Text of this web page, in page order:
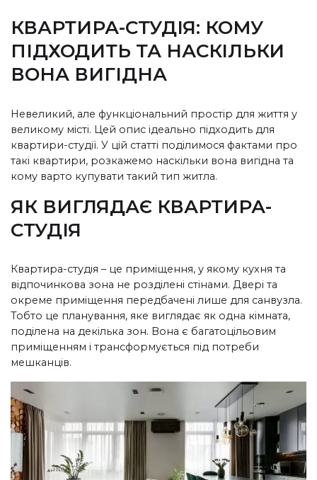
КВАРТИРА-СТУДІЯ: КОМУ
ПІДХОДИТЬ ТА НАСКІЛЬКИ
ВОНА ВИГІДНА
Невеликий, але функціональний простір для життя у
великому місті. Цей опис ідеально підходить для
квартири-студії. У цій статті поділимося фактами про
такі квартири, розкажемо наскільки вона вигідна та
кому варто купувати такий тип житла.
ЯК ВИГЛЯДАЄ КВАРТИРА-
СТУДІЯ
Квартира-студія – це приміщення, у якому кухня та
відпочинкова зона не розділені стінами. Двері та
окреме приміщення передбачені лише для санвузла.
Тобто це планування, яке виглядає як одна кімната,
поділена на декілька зон. Вона є багатоцільовим
приміщенням і трансформується під потреби
мешканців.